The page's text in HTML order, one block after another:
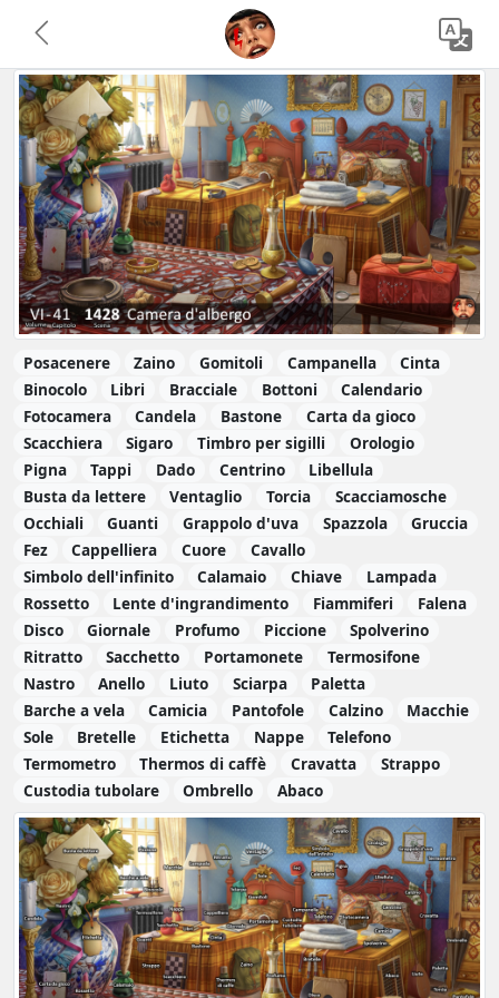
Posacenere Zaino Gomitoli Campanella
Cinta
Binocolo
Libri Bracciale Bottoni
Calendario
Fotocamera
Candela Bastone
Carta da gioco
Scacchiera
Sigaro Timbro per sigilli
Orologio
Pigna
Tappi Dado Centrino
Libellula
Busta da lettere
Ventaglio Torcia
Scacciamosche
Occhiali
Guanti Grappolo d'uva Spazzola
Gruccia
Fez
Cappelliera Cuore
Cavallo
Simbolo dell'infinito
Calamaio Chiave
Lampada
Rossetto
Lente d'ingrandimento Fiammiferi
Falena
Disco
Giornale Profumo Piccione
Spolverino
Ritratto
Sacchetto Portamonete
Termosifone
Nastro
Anello Liuto Sciarpa
Paletta
Barche a vela
Camicia Pantofole Calzino
Macchie
Sole
Bretelle Etichetta Nappe
Telefono
Termometro
Thermos di caffè Cravatta
Strappo
Custodia tubolare
Ombrello Abaco